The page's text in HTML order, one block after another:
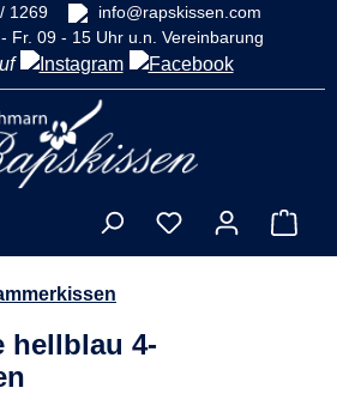
1269
info@rapskissen.com
Fr. 09 - 15 Uhr u.n. Vereinbarung
hellblau 4-